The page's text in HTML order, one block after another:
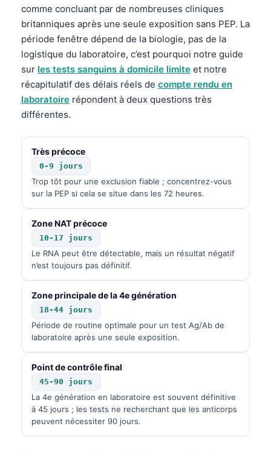
comme concluant par de nombreuses cliniques
britanniques après une seule exposition sans PEP. La
période fenêtre dépend de la biologie, pas de la
logistique du laboratoire, c’est pourquoi notre guide
sur les tests sanguins à domicile limite et notre
récapitulatif des délais réels de compte rendu en
laboratoire répondent à deux questions très
différentes.
Très précoce
0-9 jours
Trop tôt pour une exclusion fiable ; concentrez-vous
sur la PEP si cela se situe dans les 72 heures.
Zone NAT précoce
10-17 jours
Le RNA peut être détectable, mais un résultat négatif
n’est toujours pas définitif.
Zone principale de la 4e génération
18-44 jours
Période de routine optimale pour un test Ag/Ab de
laboratoire après une seule exposition.
Point de contrôle final
45-90 jours
La 4e génération en laboratoire est souvent définitive
à 45 jours ; les tests ne recherchant que les anticorps
peuvent nécessiter 90 jours.
Gàidhlig
Occitan
العربية المغربية
Afrikaans
ພາສາລາວ
Basa Jawa
ئۇيغۇرچە
Кыргызча
Татар теле
Беларуская мова
Esperanto
Frysk
Ślōnskŏ gŏdka